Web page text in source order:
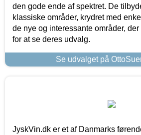
den gode ende af spektret. De
klassiske områder, krydret med
de nye og interessante områder,
for at se deres udvalg.
Se udvalget på
JyskVin.dk er et af Danmarks